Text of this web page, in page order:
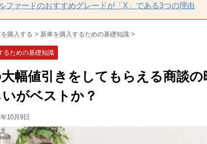
ファードのおすすめグレードが「X」である3つの理由
購入する > 新車を購入するための基礎知識 >
るための基礎知識
幅値引きをしてもらえる商談の
がベストか？
10月9日